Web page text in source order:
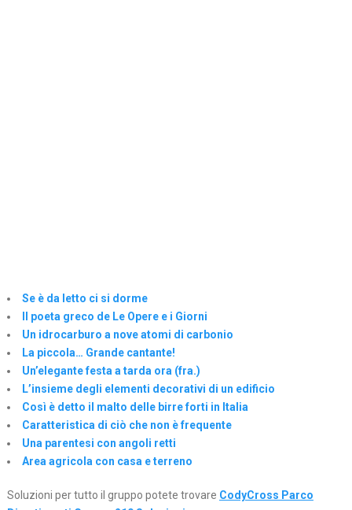
Se è da letto ci si dorme
Il poeta greco de Le Opere e i Giorni
Un idrocarburo a nove atomi di carbonio
La piccola… Grande cantante!
Un’elegante festa a tarda ora (fra.)
L’insieme degli elementi decorativi di un edificio
Così è detto il malto delle birre forti in Italia
Caratteristica di ciò che non è frequente
Una parentesi con angoli retti
Area agricola con casa e terreno
Soluzioni per tutto il gruppo potete trovare CodyCross Parco